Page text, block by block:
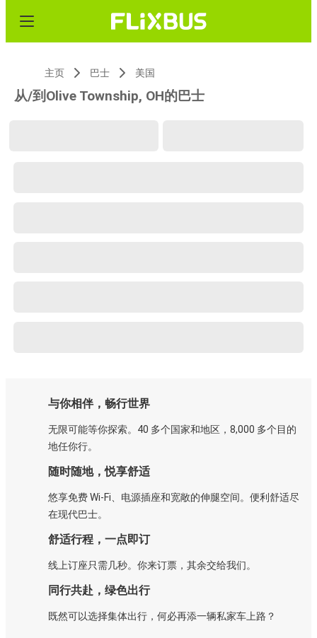
主页 巴士 美国
从/到Olive Township, OH的巴士
与你相伴，畅行世界
无限可能等你探索。40 多个国家和地区，8,000 多个目的
地任你行。
随时随地，悦享舒适
悠享免费 Wi-Fi、电源插座和宽敞的伸腿空间。便利舒适尽
在现代巴士。
舒适行程，一点即订
线上订座只需几秒。你来订票，其余交给我们。
同行共赴，绿色出行
既然可以选择集体出行，何必再添一辆私家车上路？